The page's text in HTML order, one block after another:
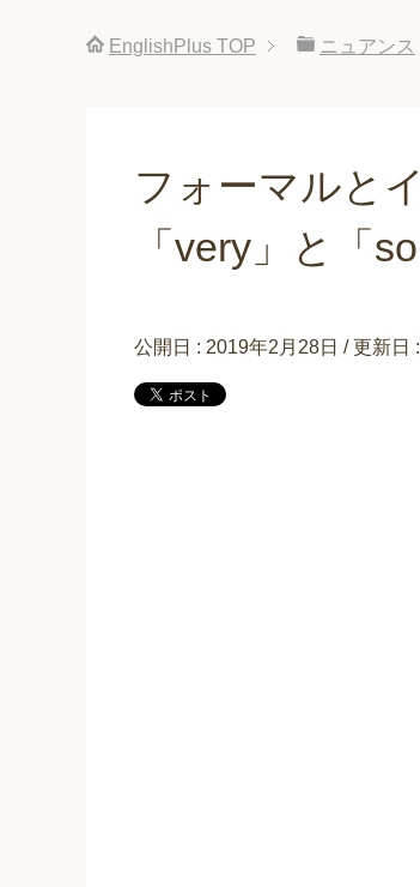
EnglishPlus TOP ニュアンス
フォーマルと
「very」と「
公開日 : 2019年2月28日 / 更新日 :